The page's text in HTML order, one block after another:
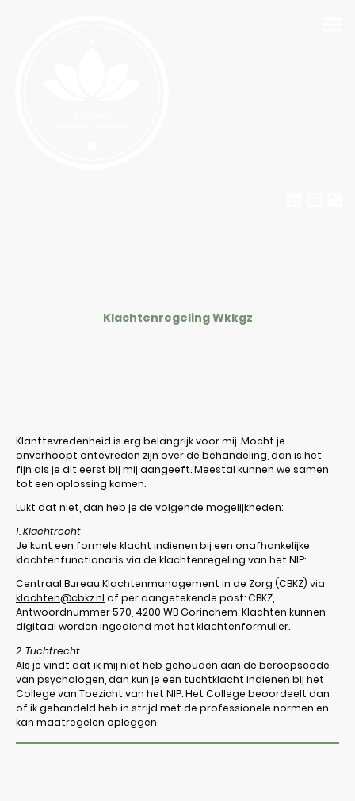
Klachtenregeling Wkkgz
Klanttevredenheid is erg belangrijk voor mij. Mocht je
onverhoopt ontevreden zijn over de behandeling, dan is het
fijn als je dit eerst bij mij aangeeft. Meestal kunnen we samen
tot een oplossing komen.
Lukt dat niet, dan heb je de volgende mogelijkheden:
1. Klachtrecht
Je kunt een formele klacht indienen bij een onafhankelijke
klachten­functionaris via de klachtenregeling van het NIP:
Centraal Bureau Klachtenmanagement in de Zorg (CBKZ) via
klachten@cbkz.nl of per aangetekende post: CBKZ,
Antwoordnummer 570, 4200 WB Gorinchem. Klachten kunnen
digitaal worden ingediend met hetklachtenformulier.
2. Tuchtrecht
Als je vindt dat ik mij niet heb gehouden aan de beroepscode
van psychologen, dan kun je een tuchtklacht indienen bij het
College van Toezicht van het NIP. Het College beoordeelt dan
of ik gehandeld heb in strijd met de professionele normen en
kan maatregelen opleggen.